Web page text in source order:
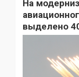
На
выделено